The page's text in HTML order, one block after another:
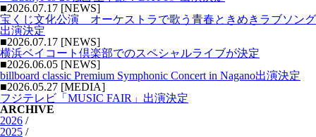
■2026.07.17 [NEWS]
宝くじ文化公演 オーケストラで歌う青春ときめきラブソング
出演決定
■2026.07.17 [NEWS]
横浜ベイコート倶楽部でのスペシャルライブが決定
■2026.06.05 [NEWS]
billboard classic Premium Symphonic Concert in Nagano出演決定
■2026.05.27 [MEDIA]
フジテレビ「MUSIC FAIR」出演決定
ARCHIVE
2026 /
2025 /